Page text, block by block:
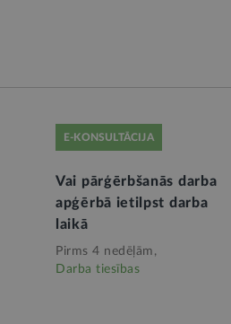
E-KONSULTĀCIJA
Vai pārģērbšanās darba
apģērbā ietilpst darba
laikā
Pirms 4 nedēļām,
Darba tiesības